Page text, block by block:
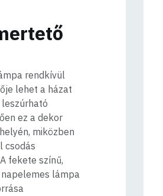
rendkívül
lehet a házat
ez a dekor
miközben
csodás
fekete színű,
lámpa